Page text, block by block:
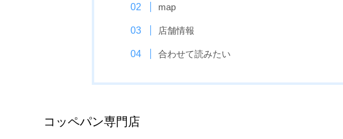
map
店舗情報
合わせて読みたい
コッペパン専門店